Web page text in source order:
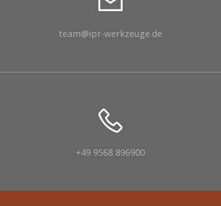
team@ipr-werkzeuge.de
+49 9568 896900